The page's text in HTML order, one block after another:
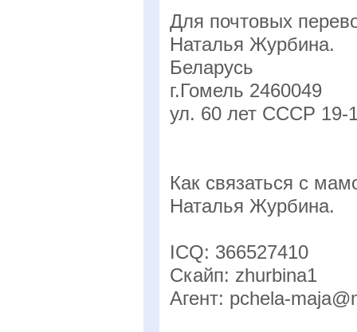
Для почтовых
Наталья Журбина.
Беларусь
г.Гомель 2460049
ул. 60 лет СССР 19-
Как связаться с
Наталья Журбина.
IСQ: 366527410
Скайп: zhurbina1
Агент: pchela-